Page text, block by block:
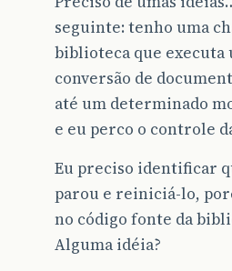
seguinte: tenho uma
biblioteca que executa
conversão de
até um determinado
e eu perco o controle
Eu preciso identificar
parou e reiniciá-lo,
no código fonte da
Alguma idéia?